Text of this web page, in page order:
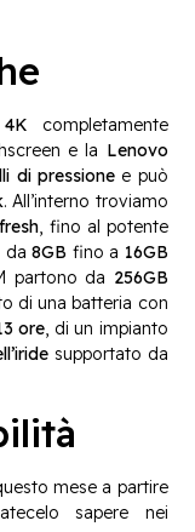
completamente
e la Lenovo
di pressione e può
. All’interno troviamo
, fino al potente
da8GB fino a 16GB
partono da 256GB
di una batteria con
ore , di un impianto
supportato da
mese a partire
sapere nei